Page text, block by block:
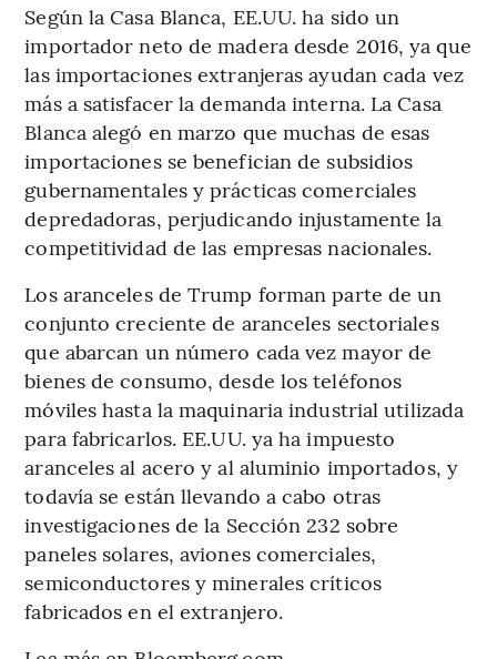
Según la Casa Blanca, EE.UU. ha sido un
importador neto de madera desde 2016, ya que
las importaciones extranjeras ayudan cada vez
más a satisfacer la demanda interna. La Casa
Blanca alegó en marzo que muchas de esas
importaciones se benefician de subsidios
gubernamentales y prácticas comerciales
depredadoras, perjudicando injustamente la
competitividad de las empresas nacionales.
Los aranceles de Trump forman parte de un
conjunto creciente de aranceles sectoriales
que abarcan un número cada vez mayor de
bienes de consumo, desde los teléfonos
móviles hasta la maquinaria industrial utilizada
para fabricarlos. EE.UU. ya ha impuesto
aranceles al acero y al aluminio importados, y
todavía se están llevando a cabo otras
investigaciones de la Sección 232 sobre
paneles solares, aviones comerciales,
semiconductores y minerales críticos
fabricados en el extranjero.